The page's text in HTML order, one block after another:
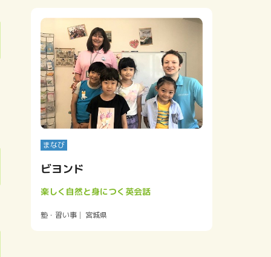
まなび
ビヨンド
楽しく自然と身につく英会話
塾・習い事 宮城県